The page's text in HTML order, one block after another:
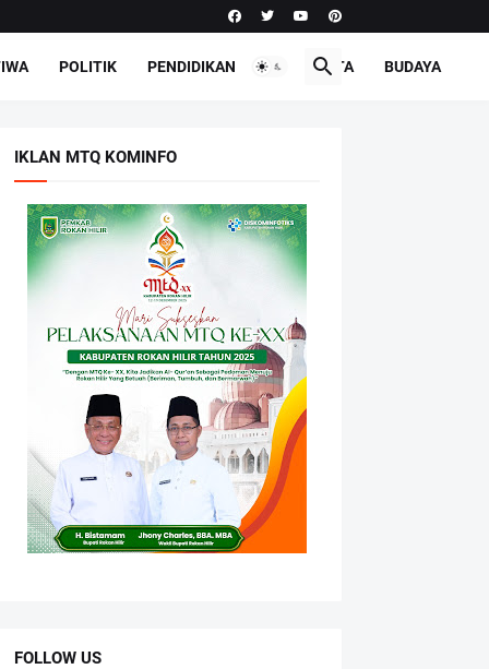
POLITIK PENDIDIKAN PARIWISATA BUDAYA
IKLAN MTQ KOMINFO
FOLLOW US